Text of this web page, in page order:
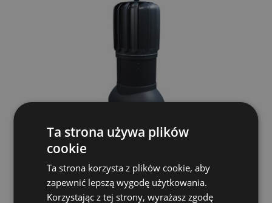
Kominek do płaskich Eurovent BITU O 150mm
Grafit 7021
Ta strona używa plików
cookie
Ta strona korzysta z plików cookie, aby
zapewnić lepszą wygodę użytkowania.
Korzystając z tej strony, wyrażasz zgodę